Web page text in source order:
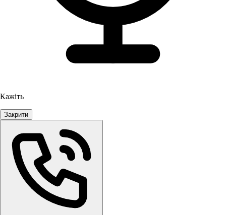
Кажіть
Закрити